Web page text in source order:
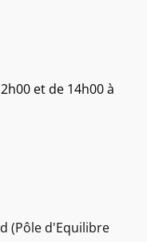
et de 14h00 à
(Pôle d'Equilibre